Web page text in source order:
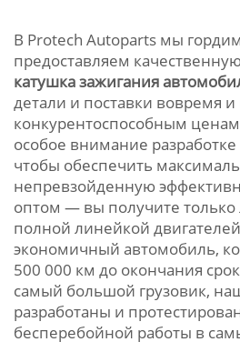
В Protech Autoparts мы
предоставляем
катушка зажигания
детали и поставки вовремя и
конкурентоспособным
особое внимание
чтобы обеспечить
непревзойденную
оптом — вы получите
полной линейкой
экономичный автомобиль,
500 000 км до окончания
самый большой грузовик,
разработаны и
бесперебойной работы в